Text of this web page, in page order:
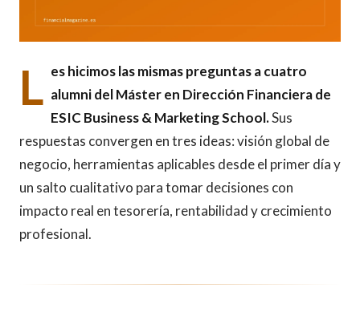
L es hicimos las mismas preguntas a cuatro
alumni del Máster en Dirección Financiera de
ESIC Business & Marketing School.Sus
respuestas convergen en tres ideas: visión global de
negocio, herramientas aplicables desde el primer día y
un salto cualitativo para tomar decisiones con
impacto real en tesorería, rentabilidad y crecimiento
profesional.